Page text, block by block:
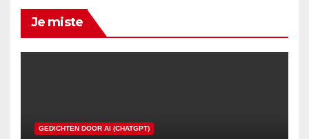
Je miste
GEDICHTEN DOOR AI (CHATGPT)